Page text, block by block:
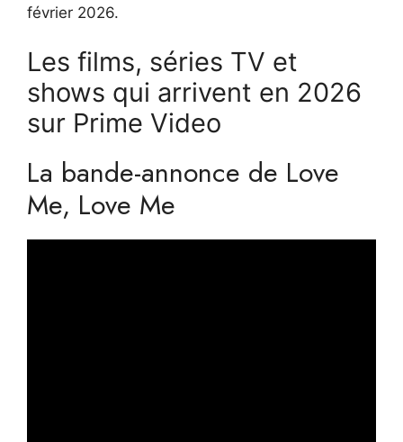
février 2026.
Les films, séries TV et
shows qui arrivent en 2026
sur Prime Video
La bande-annonce de Love
Me, Love Me